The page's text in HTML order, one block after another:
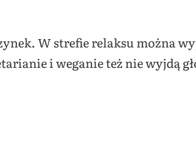
W strefie relaksu można
i weganie też nie wyjdą